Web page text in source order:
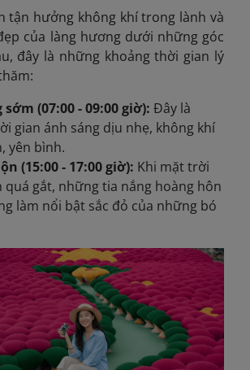
tận hưởng không khí trong lành và
của làng hương dưới những góc
đây là những khoảng thời gian lý
(07:00 - 09:00 giờ): Đây là
gian ánh sáng dịu nhẹ, không khí
yên bình.
(15:00 - 17:00 giờ): Khi mặt trời
quá gắt, những tia nắng hoàng hôn
làm nổi bật sắc đỏ của những bó